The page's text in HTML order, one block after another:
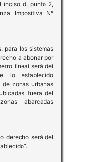
inciso d, punto 2,
Impositiva N°
para los sistemas
a abonar por
lineal será del
lo establecido
zonas urbanas
fuera del
abarcadas
derecho será del